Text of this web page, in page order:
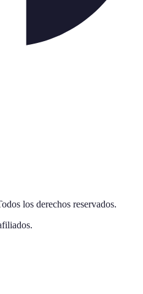
los derechos reservados.